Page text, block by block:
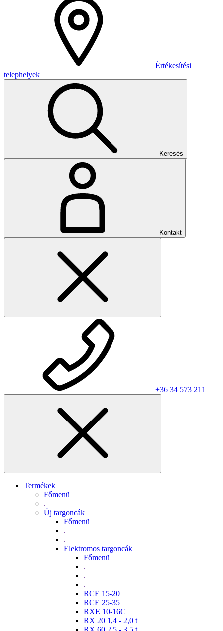
Értékesítési
telephelyek
Keresés
Kontakt
+36 34 573 211
Termékek
Főmenü
.
Új targoncák
Főmenü
.
.
Elektromos targoncák
Főmenü
.
.
.
RCE 15-20
RCE 25-35
RXE 10-16C
RX 20 1,4 - 2,0 t
RX 60 2,5 - 3,5 t